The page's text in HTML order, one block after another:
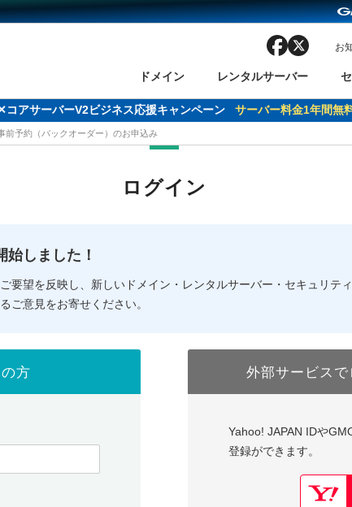
ドメイン
ドメイン一括検索
の種類 WHOIS検索
レンタルサーバー
ネットde診断
バリュードメインAPI
facebook お
ンをご利用希望の方 おすすめ One レンタルサーバー
以下でもログ
ンをご利用希望の方 おすすめ One レンタルサーバー
以下でも登録
アサーバーV2ビジネス応援キャンペーン サーバー料金1年間無
前予約（バックオーダー）のお申込み
ログイン
しました！
要望を反映し、新しいドメイン・レンタルサーバー・セキュリテ
ご意見をお寄せください。
方 外部サービスで
Yahoo! JAPAN IDや
登録ができます。